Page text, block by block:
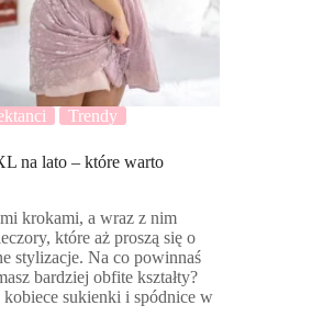
Trendy
na lato – które warto
krokami, a wraz z nim
które aż proszą się o
stylizacje. Na co powinnaś
bardziej obfite kształty?
sukienki i spódnice w